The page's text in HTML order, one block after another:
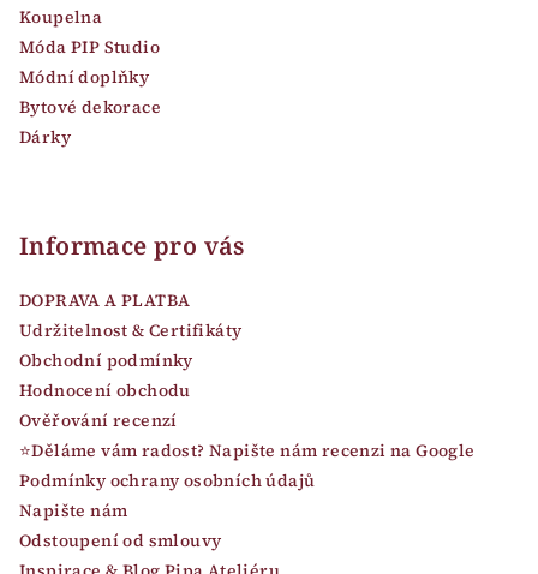
Koupelna
Móda PIP Studio
Módní doplňky
Bytové dekorace
Dárky
Informace pro vás
DOPRAVA A PLATBA
Udržitelnost & Certifikáty
Obchodní podmínky
Hodnocení obchodu
Ověřování recenzí
⭐Děláme vám radost? Napište nám recenzi na Google
Podmínky ochrany osobních údajů
Napište nám
Odstoupení od smlouvy